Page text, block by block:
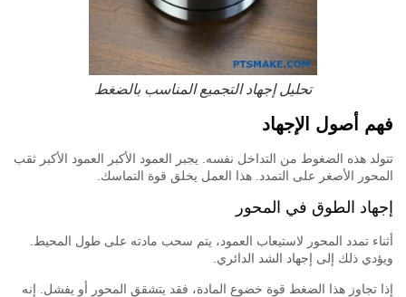
تحليل إجهاد التجميع المناسب بالضغط
أصول الإجهاد
هذه الضغوط من التداخل نفسه. يجبر العمود الأكبر العمود الأكبر ثقب
الأصغر على التمدد. هذا العمل يخلق قوة التماسك.
الطوق في المحور
تمدد المحور لاستيعاب العمود، يتم سحب مادته على طول المحيط.
ذلك إلى إجهاد الشد الدائري.
تجاوز هذا الضغط قوة خضوع المادة، فقد يتشقق المحور أو يفشل. إنه